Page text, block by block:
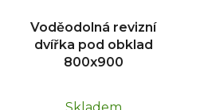
Voděodolná revizní
dvířka pod obklad
800x900